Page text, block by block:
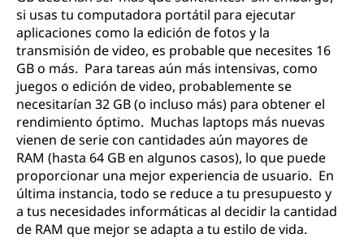
si usas tu computadora portátil para ejecutar
aplicaciones como la edición de fotos y la
transmisión de video, es probable que necesites 16
GB o más. Para tareas aún más intensivas, como
juegos o edición de video, probablemente se
necesitarían 32 GB (o incluso más) para obtener el
rendimiento óptimo. Muchas laptops más nuevas
vienen de serie con cantidades aún mayores de
RAM (hasta 64 GB en algunos casos), lo que puede
proporcionar una mejor experiencia de usuario. En
última instancia, todo se reduce a tu presupuesto y
a tus necesidades informáticas al decidir la cantidad
de RAM que mejor se adapta a tu estilo de vida.